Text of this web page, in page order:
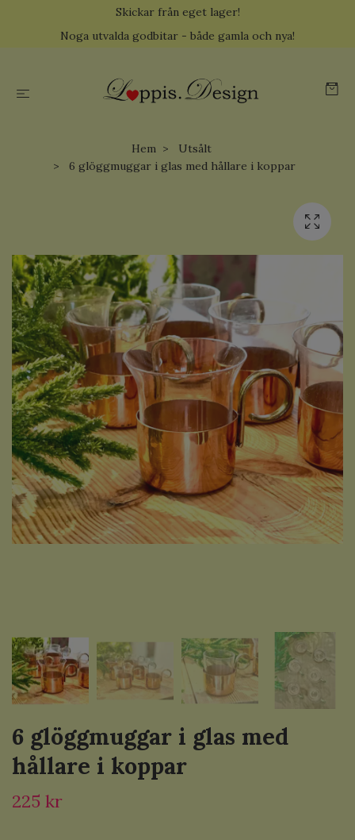
Skickar från eget lager!
Noga utvalda godbitar - både gamla och nya!
Hem
Utsålt
6 glöggmuggar i glas med hållare i koppar
6 glöggmuggar i glas med
hållare i koppar
225 kr